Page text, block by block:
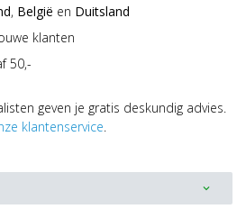
, België en Duitsland
klanten
50,-
geven je gratis deskundig advies.
klantenservice.
expand_more